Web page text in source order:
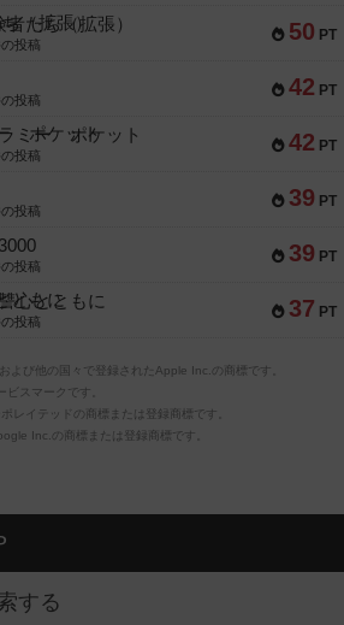
50 PT
たち（拡張）
投稿
42 PT
投稿
42 PT
ミー ポケット
投稿
39 PT
投稿
39 PT
投稿
37 PT
心とともに
投稿
よび他の国々で登録されたApple Inc.の商標です。
スマークです。
レイテッドの商標または登録商標です。
Inc.の商標または登録商標です。
する